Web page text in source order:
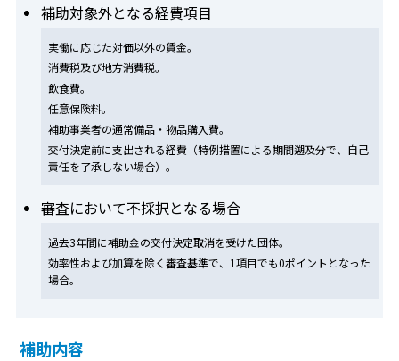
補助対象外となる経費項目
実働に応じた対価以外の賃金。
消費税及び地方消費税。
飲食費。
任意保険料。
補助事業者の通常備品・物品購入費。
交付決定前に支出される経費（特例措置による期間遡及分で、自己
責任を了承しない場合）。
審査において不採択となる場合
過去3年間に補助金の交付決定取消を受けた団体。
効率性および加算を除く審査基準で、1項目でも0ポイントとなった
場合。
補助内容